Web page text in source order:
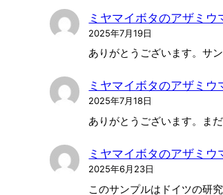
ミヤマイボタのアザミウ
2025年7月19日
ありがとうございます。サ
ミヤマイボタのアザミウ
2025年7月18日
ありがとうございます。ま
ミヤマイボタのアザミウ
2025年6月23日
このサンプルはドイツの研